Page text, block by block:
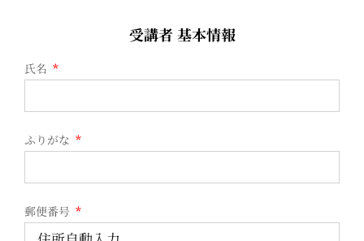
受講者 基本情報
氏名 *
ふりがな *
郵便番号 *